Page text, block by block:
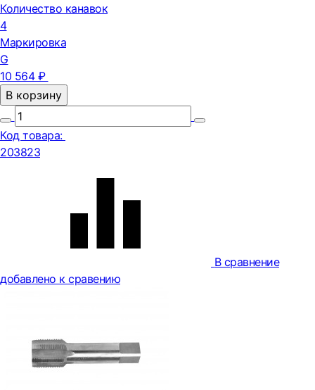
Количество канавок
4
Маркировка
G
10 564 ₽
В корзину
Код товара:
203823
В сравнение
добавлено к сравению